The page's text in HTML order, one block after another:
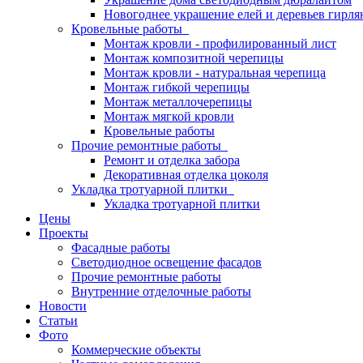
Новогоднее украшение елей и деревьев
Кровельные работы
Монтаж кровли - профилированный лист
Монтаж композитной черепицы
Монтаж кровли - натуральная черепица
Монтаж гибкой черепицы
Монтаж металлочерепицы
Монтаж мягкой кровли
Кровельные работы
Прочие ремонтные работы
Ремонт и отделка забора
Декоративная отделка цоколя
Укладка тротуарной плитки
Укладка тротуарной плитки
Цены
Проекты
Фасадные работы
Светодиодное освещение фасадов
Прочие ремонтные работы
Внутренние отделочные работы
Новости
Статьи
Фото
Коммерческие объекты